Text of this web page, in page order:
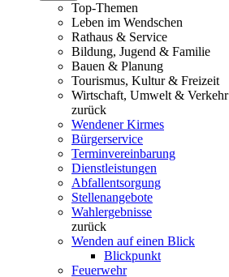
Top-Themen
Leben im Wendschen
Rathaus & Service
Bildung, Jugend & Familie
Bauen & Planung
Tourismus, Kultur & Freizeit
Wirtschaft, Umwelt & Verkehr
zurück
Wendener Kirmes
Bürgerservice
Terminvereinbarung
Dienstleistungen
Abfallentsorgung
Stellenangebote
Wahlergebnisse
zurück
Wenden auf einen Blick
Blickpunkt
Feuerwehr